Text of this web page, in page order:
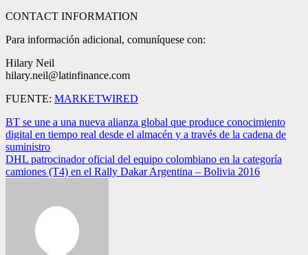
CONTACT INFORMATION
Para información adicional, comuníquese con:
Hilary Neil
hilary.neil@latinfinance.com
FUENTE: MARKETWIRED
Navegación
de
entradas
BT se une a una nueva alianza global que produce conocimiento
digital en tiempo real desde el almacén y a través de la cadena de
suministro
DHL patrocinador oficial del equipo colombiano en la categoría
camiones (T4) en el Rally Dakar Argentina – Bolivia 2016